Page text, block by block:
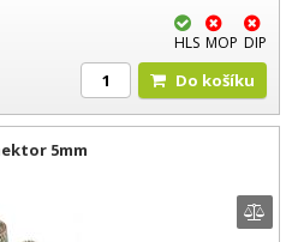
HLS MOP DIP
Do košíku
5mm